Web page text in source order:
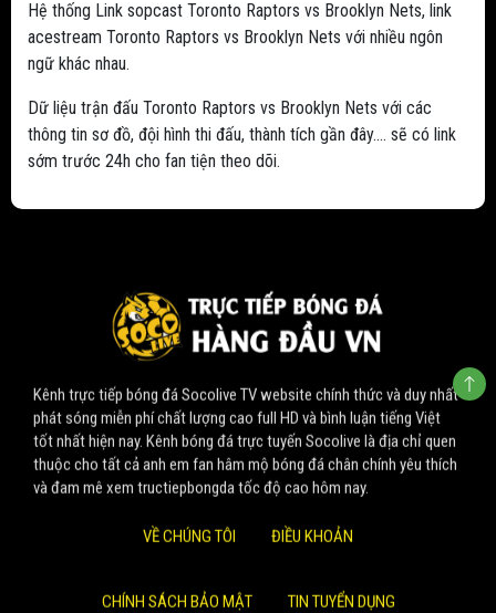
Hệ thống Link sopcast Toronto Raptors vs Brooklyn Nets, link
acestream Toronto Raptors vs Brooklyn Nets với nhiều ngôn
ngữ khác nhau.
Dữ liệu trận đấu Toronto Raptors vs Brooklyn Nets với các
thông tin sơ đồ, đội hình thi đấu, thành tích gần đây.... sẽ có link
sớm trước 24h cho fan tiện theo dõi.
Kênh trực tiếp bóng đá Socolive TV website chính thức và duy nhất
phát sóng miễn phí chất lượng cao full HD và bình luận tiếng Việt
tốt nhất hiện nay. Kênh bóng đá trực tuyến Socolive là địa chỉ quen
thuộc cho tất cả anh em fan hâm mộ bóng đá chân chính yêu thích
và đam mê xem tructiepbongda tốc độ cao hôm nay.
VỀ CHÚNG TÔI ĐIỀU KHOẢN
CHÍNH SÁCH BẢO MẬT TIN TUYỂN DỤNG